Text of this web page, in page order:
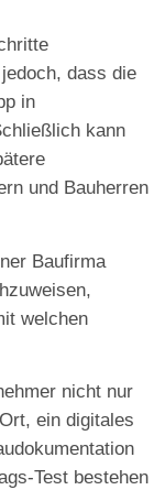
dass die
in
kann
und Bauherren
Baufirma
welchen
nicht nur
ein digitales
Test bestehen